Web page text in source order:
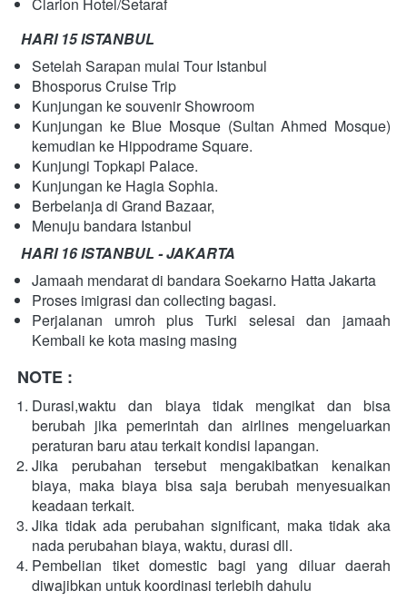
HARI 15 ISTANBUL
Setelah Sarapan mulai Tour Istanbul
Bhosporus Cruise Trip
Kunjungan ke souvenir Showroom
Kunjungan ke Blue Mosque (Sultan Ahmed Mosque)
kemudian ke Hippodrame Square.
Kunjungi Topkapi Palace.
Kunjungan ke Hagia Sophia.
Berbelanja di Grand Bazaar,
Menuju bandara Istanbul
HARI 16 ISTANBUL - JAKARTA
Jamaah mendarat di bandara Soekarno Hatta Jakarta
Proses imigrasi dan collecting bagasi.
Perjalanan umroh plus Turki selesai dan jamaah
Kembali ke kota masing masing
NOTE :
Durasi,waktu dan biaya tidak mengikat dan bisa
berubah jika pemerintah dan airlines mengeluarkan
peraturan baru atau terkait kondisi lapangan.
Jika perubahan tersebut mengakibatkan kenaikan
biaya, maka biaya bisa saja berubah menyesuaikan
keadaan terkait.
Jika tidak ada perubahan significant, maka tidak aka
nada perubahan biaya, waktu, durasi dll.
Pembelian tiket domestic bagi yang diluar daerah
diwajibkan untuk koordinasi terlebih dahulu